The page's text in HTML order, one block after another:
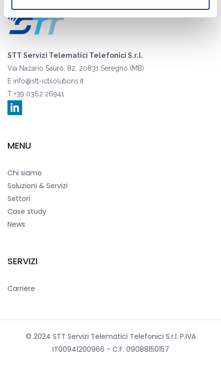
STT Servizi Telematici Telefonici S.r.l.
Via Nazario Sauro, 82, 20831 Seregno (MB)
E info@stt-ictsolutions.it
T +39 0362 26941
MENU
Chi siamo
Soluzioni & Servizi
Settori
Case study
News
SERVIZI
Carriere
© 2024 STT Servizi Telematici Telefonici S.r.l. P.IVA
IT00941200966 - C.F. 09088150157